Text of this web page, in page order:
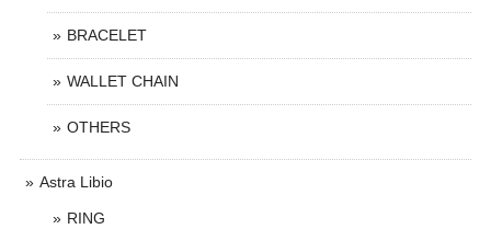
BRACELET
WALLET CHAIN
OTHERS
Astra Libio
RING